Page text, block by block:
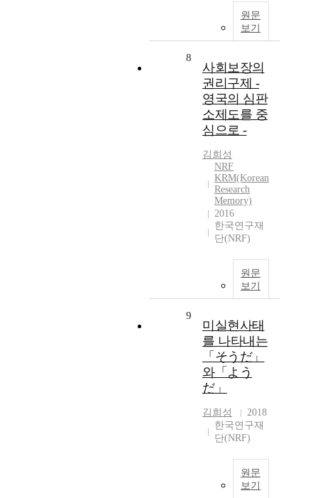
원문
보기
8
사회보장의
권리구제 -
영국의 심판
소제도를 중
심으로 -
김희성
NRF
KRM(Korean
Research
Memory)
2016
한국연구재
단(NRF)
원문
보기
9
미실현사태
를 나타내는
「そうだ」
와「よう
だ」
김희성
2018
한국연구재
단(NRF)
원문
보기